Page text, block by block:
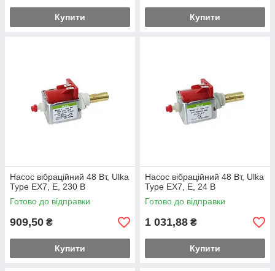
Купити Купити
Насос вібраційний 48 Вт, Ulka
Type EX7, E, 230 В
Готово до відправки
909,50 ₴
Купити
Насос вібраційний 48 Вт, Ulka
Type EX7, E, 24 В
Готово до відправки
1 031,88 ₴
Купити